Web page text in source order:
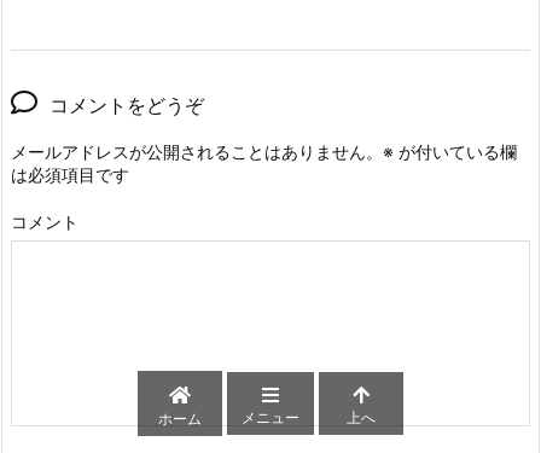
コメントをどうぞ
メールアドレスが公開されることはありません。 ※ が付いている欄
は必須項目です
コメント
ホーム メニュー 上へ